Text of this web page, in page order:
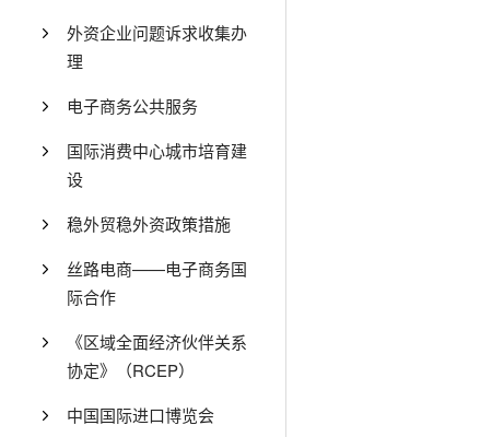
外资企业问题诉求收集办
理
电子商务公共服务
国际消费中心城市培育建
设
稳外贸稳外资政策措施
丝路电商——电子商务国
际合作
《区域全面经济伙伴关系
协定》（RCEP）
中国国际进口博览会